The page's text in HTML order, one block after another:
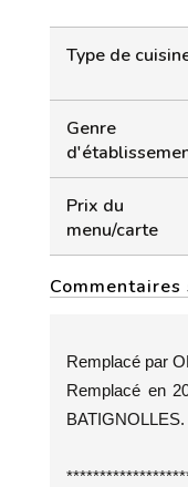
Type de
Genre
Prix du
menu/carte
Remplacé par
Remplacé en
BATIGNOLLES.